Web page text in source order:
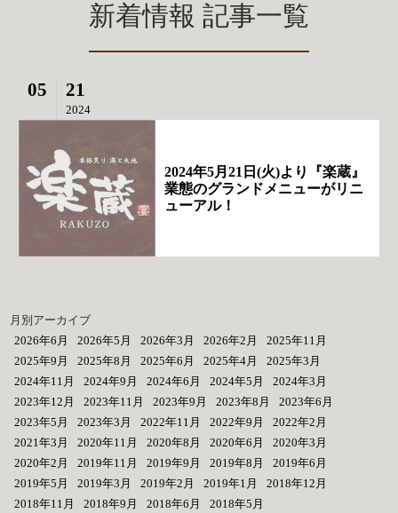
新着情報 記事一覧
05 21
2024
2024年5月21日(火)より『楽蔵』
業態のグランドメニューがリニ
ューアル！
月別アーカイブ
2026年6月
2026年5月 2026年3月 2026年2月
2025年11月
2025年9月
2025年8月 2025年6月 2025年4月
2025年3月
2024年11月
2024年9月 2024年6月 2024年5月
2024年3月
2023年12月
2023年11月 2023年9月 2023年8月
2023年6月
2023年5月
2023年3月 2022年11月 2022年9月
2022年2月
2021年3月
2020年11月 2020年8月 2020年6月
2020年3月
2020年2月
2019年11月 2019年9月 2019年8月
2019年6月
2019年5月
2019年3月 2019年2月 2019年1月
2018年12月
2018年11月
2018年9月 2018年6月 2018年5月